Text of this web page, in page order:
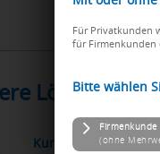
Lösungen
Kunststoffarmaturen